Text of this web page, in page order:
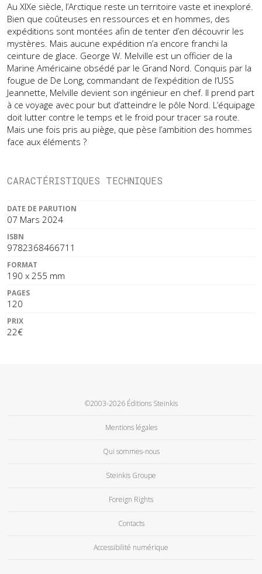
Au XIXe siècle, l’Arctique reste un territoire vaste et inexploré.
Bien que coûteuses en ressources et en hommes, des
expéditions sont montées afin de tenter d’en découvrir les
mystères. Mais aucune expédition n’a encore franchi la
ceinture de glace. George W. Melville est un officier de la
Marine Américaine obsédé par le Grand Nord. Conquis par la
fougue de De Long, commandant de l’expédition de l’USS
Jeannette, Melville devient son ingénieur en chef. Il prend part
à ce voyage avec pour but d’atteindre le pôle Nord. L’équipage
doit lutter contre le temps et le froid pour tracer sa route.
Mais une fois pris au piège, que pèse l’ambition des hommes
face aux éléments ?
CARACTÉRISTIQUES TECHNIQUES
DATE DE PARUTION
07 Mars 2024
ISBN
9782368466711
FORMAT
190 x 255 mm
PAGES
120
PRIX
22€
©2003-2026 Éditions Steinkis
Mentions légales
Qui sommes-nous
Steinkis Groupe
Foreign Rights
Contacts
Accessibilité numérique